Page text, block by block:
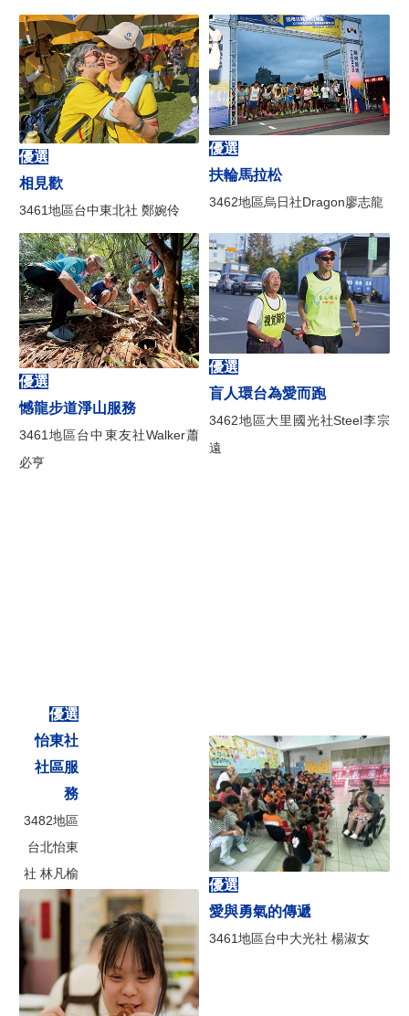
漫漫長路
讓他們知道你關心
二、地區活動報導
3470地區AI中風預防篩檢服務計畫
榮耀傳承，翻轉扶輪新視界：記3481地區年會與友誼盛宴
扶輪友誼交換：以友誼、服務與理解編織正向和平
3482地區第九屆年會盛大舉行
國際扶輪3510地區第28屆地區年會
送愛到偏鄉 ── 捐贈恆春基督教醫院心肺復甦機全球獎助金案 GG2682100
三、扶輪作品
1994到2026 台北國際扶輪年會榮耀跨世代傳承
台灣扶輪2026 People of Action攝影暨短影音比賽後記
印度聖人甘地（下）
吾愛吾社
編輯後記
優選
相見歡
3461地區台中東北社 鄭婉伶
優選
扶輪馬拉松
3462地區烏日社Dragon廖志龍
優選
憾龍步道淨山服務
3461地區台中東友社Walker蕭
必亨
優選
盲人環台為愛而跑
3462地區大里國光社Steel李宗
遠
優選
怡東社
社區服
務
3482地區
台北怡東
社 林凡榆
優選
愛與勇氣的傳遞
3461地區台中大光社 楊淑女